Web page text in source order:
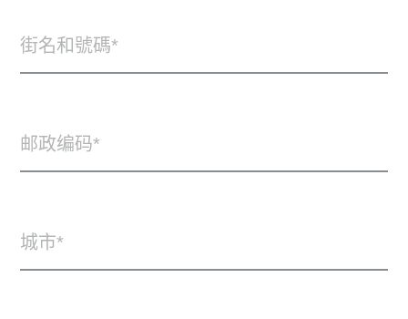
街名和號碼
邮政编码
城市